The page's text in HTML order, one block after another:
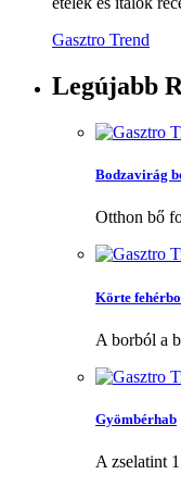
Gasztro Trend
Legújabb
Bodzavirág
Otthon bő
Körte
A borból a
Gyömbérhab
A zselatint